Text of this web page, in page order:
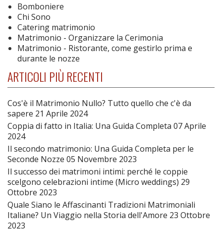
Bomboniere
Chi Sono
Catering matrimonio
Matrimonio - Organizzare la Cerimonia
Matrimonio - Ristorante, come gestirlo prima e
durante le nozze
ARTICOLI PIÙ RECENTI
Cos'è il Matrimonio Nullo? Tutto quello che c'è da
sapere 21 Aprile 2024
Coppia di fatto in Italia: Una Guida Completa 07 Aprile
2024
Il secondo matrimonio: Una Guida Completa per le
Seconde Nozze 05 Novembre 2023
Il successo dei matrimoni intimi: perché le coppie
scelgono celebrazioni intime (Micro weddings) 29
Ottobre 2023
Quale Siano le Affascinanti Tradizioni Matrimoniali
Italiane? Un Viaggio nella Storia dell'Amore 23 Ottobre
2023